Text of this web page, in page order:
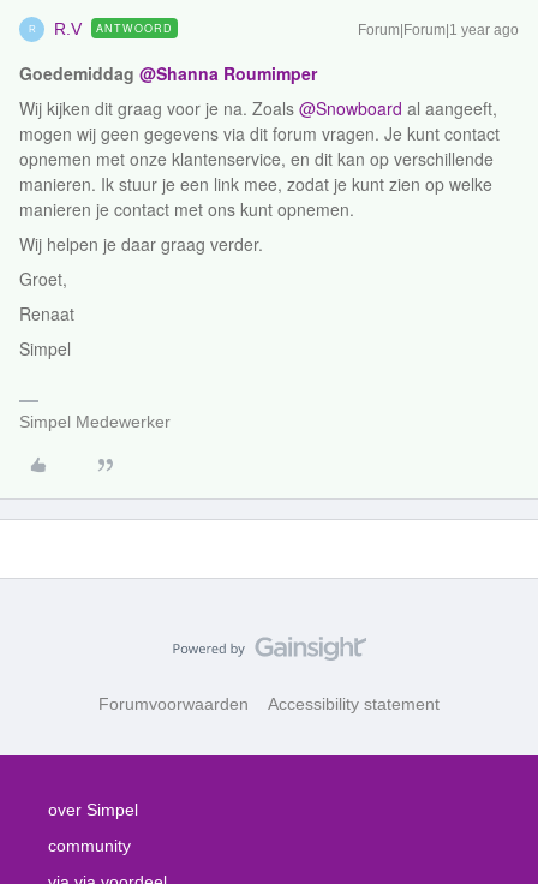
R R.V ANTWOORD Forum|Forum|1 year ago
Goedemiddag ​ @Shanna Roumimper
Wij kijken dit graag voor je na. Zoals ​ @Snowboard al aangeeft,
mogen wij geen gegevens via dit forum vragen. Je kunt contact
opnemen met onze klantenservice, en dit kan op verschillende
manieren. Ik stuur je een link mee, zodat je kunt zien op welke
manieren je contact met ons kunt opnemen.
Wij helpen je daar graag verder.
Groet,
Renaat
Simpel
Simpel Medewerker
Forumvoorwaarden Accessibility statement
over Simpel
community